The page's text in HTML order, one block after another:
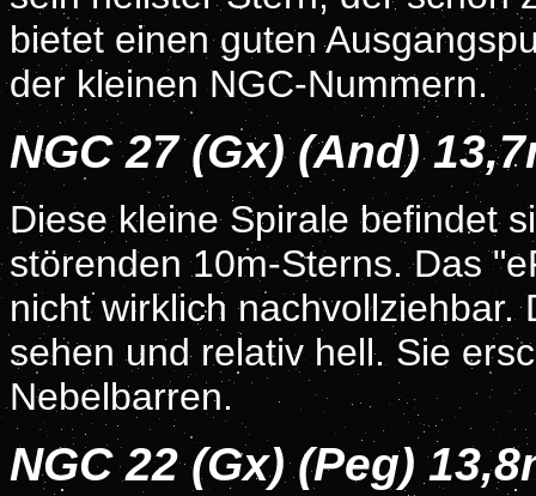
bietet einen guten
der kleinen NGC-Nummern.
NGC 27 (Gx) (And)
Diese kleine Spirale befindet
störenden 10m-Sterns. Das
nicht wirklich
sehen und relativ hell. Sie
Nebelbarren.
NGC 22 (Gx) (Peg)